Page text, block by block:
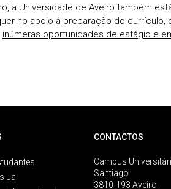
a Universidade de Aveiro também
no apoio à preparação do currículo,
inúmeras oportunidades de estágio e
ua
CONTACTOS
Campus
Santiago
3810-193 Aveiro